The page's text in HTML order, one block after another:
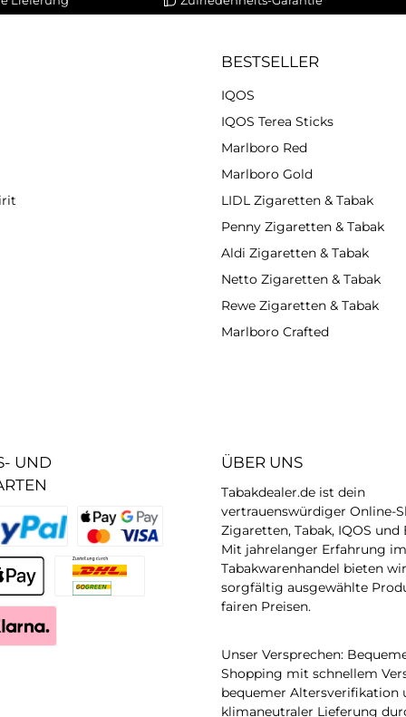
BESTSELLER
IQOS
IQOS Terea Sticks
Marlboro Red
Marlboro Gold
LIDL Zigaretten & Tabak
Penny Zigaretten & Tabak
Aldi Zigaretten & Tabak
Netto Zigaretten & Tabak
Rewe Zigaretten & Tabak
Marlboro Crafted
UND
QuickPay - Kreditkarten
DHL
ÜBER UNS
Tabakdealer.de ist dein
vertrauenswürdiger Online-
Zigaretten, Tabak, IQOS und
Mit jahrelanger Erfahrung im
Tabakwarenhandel bieten
sorgfältig ausgewählte
fairen Preisen.
Unser Versprechen:
Shopping mit schnellem
bequemer Altersverifikation
klimaneutraler Lieferung